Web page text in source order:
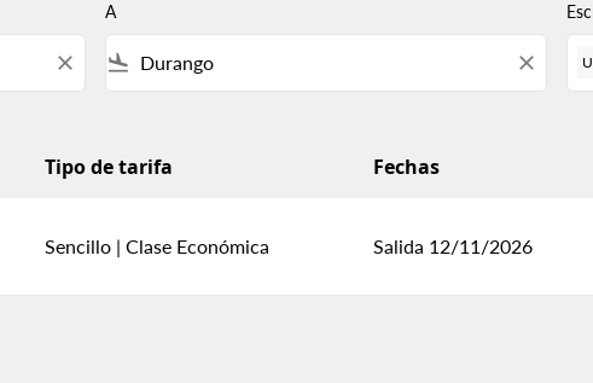
close
A
flight_land close
Tipo de tarifa Fechas
Sencillo | Clase Económica Salida 12/11/2026